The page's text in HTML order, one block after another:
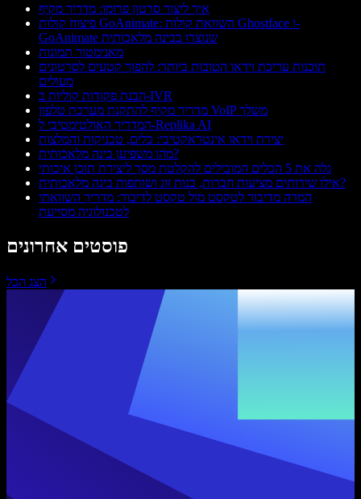
איך ליצור סרטון פרומו: מדריך מקיף
פיצוח קולות GoAnimate: השוואת קולות Ghostface ו-
GoAnimate שנוצרו בבינה מלאכותית
מאנימטור תמונות
תוכנות עריכת וידאו הטובות ביותר: להפוך קטעים לסרטונים
מעולים
הבנת פקודות קוליות ב-IVR
מדריך מקיף להתקנת מערכת טלפון VoIP משלך
המדריך האולטימטיבי ל-Replika AI
יצירת וידאו אינטראקטיבי: כלים, טכניקות והמלצות
מהו משפיען בינה מלאכותית?
גלה את 5 הכלים המובילים להקלטת מסך ליצירת תוכן איכותי
אילו שירותים מציעות חברות, בנות זוג ושותפות בינה מלאכותית?
המרה מדיבור לטקסט מול טקסט לדיבור: מדריך השוואתי
לטכנולוגיה מסייעת
פוסטים אחרונים
הצג הכל